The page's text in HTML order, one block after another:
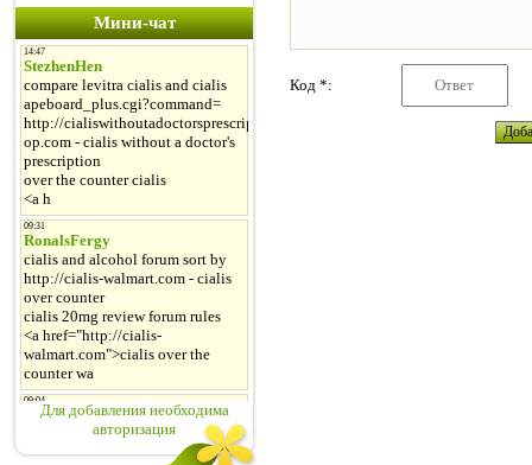
Мини-чат
Для добавления необходима
авторизация
Код *: